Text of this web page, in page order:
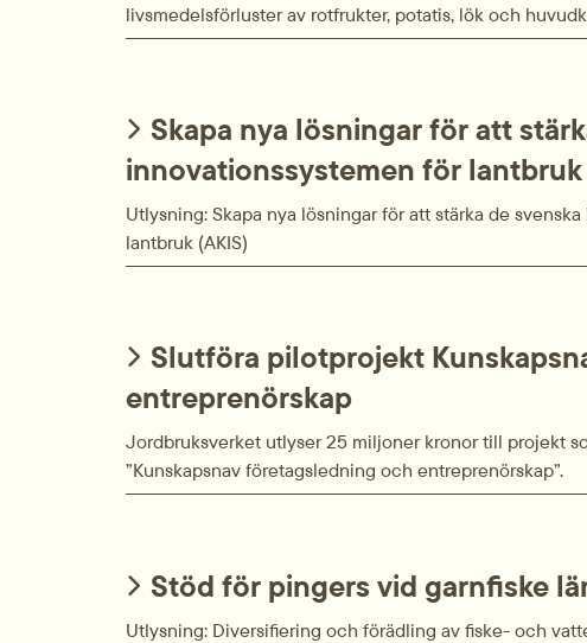
livsmedelsförluster av rotfrukter, potatis, lök och
Skapa nya lösningar för att
innovationssystemen för lantbruk
Utlysning: Skapa nya lösningar för att stärka de
lantbruk (AKIS)
Slutföra pilotprojekt
entreprenörskap
Jordbruksverket utlyser 25 miljoner kronor till projekt
”Kunskapsnav företagsledning och entreprenörskap”.
Stöd för pingers vid garnfiske
Utlysning: Diversifiering och förädling av fiske- och